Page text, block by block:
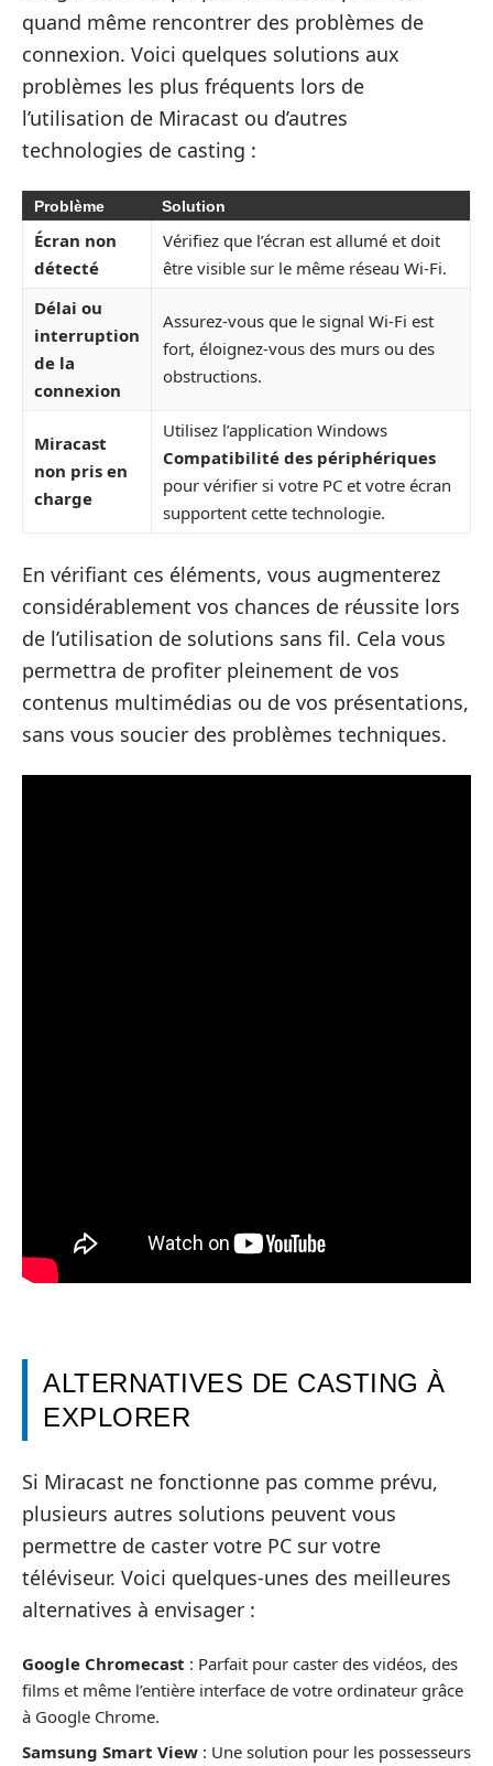
quand même rencontrer des problèmes de
connexion. Voici quelques solutions aux
problèmes les plus fréquents lors de
l’utilisation de Miracast ou d’autres
technologies de casting :
Problème Solution
Écran non
détecté
Vérifiez que l’écran est allumé et doit
être visible sur le même réseau Wi-Fi.
Délai ou
interruption
de la
connexion
Assurez-vous que le signal Wi-Fi est
fort, éloignez-vous des murs ou des
obstructions.
Miracast
non pris en
charge
Utilisez l’application Windows
Compatibilité des périphériques
pour vérifier si votre PC et votre écran
supportent cette technologie.
En vérifiant ces éléments, vous augmenterez
considérablement vos chances de réussite lors
de l’utilisation de solutions sans fil. Cela vous
permettra de profiter pleinement de vos
contenus multimédias ou de vos présentations,
sans vous soucier des problèmes techniques.
ALTERNATIVES DE CASTING À
EXPLORER
Si Miracast ne fonctionne pas comme prévu,
plusieurs autres solutions peuvent vous
permettre de caster votre PC sur votre
téléviseur. Voici quelques-unes des meilleures
alternatives à envisager :
Google Chromecast : Parfait pour caster des vidéos, des
films et même l’entière interface de votre ordinateur grâce
à Google Chrome.
Samsung Smart View : Une solution pour les possesseurs